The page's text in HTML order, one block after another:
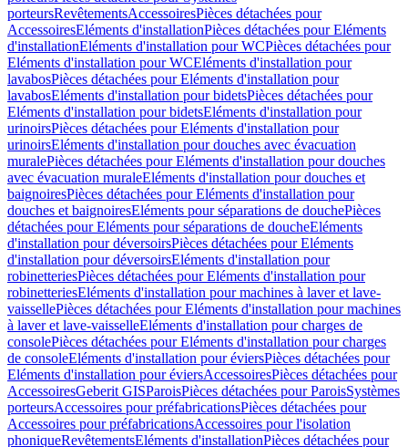
porteursRevêtementsAccessoiresPièces détachées pour
AccessoiresEléments d'installationPièces détachées pour Eléments
d'installationEléments d'installation pour WCPièces détachées pour
Eléments d'installation pour WCEléments d'installation pour
lavabosPièces détachées pour Eléments d'installation pour
lavabosEléments d'installation pour bidetsPièces détachées pour
Eléments d'installation pour bidetsEléments d'installation pour
urinoirsPièces détachées pour Eléments d'installation pour
urinoirsEléments d'installation pour douches avec évacuation
muralePièces détachées pour Eléments d'installation pour douches
avec évacuation muraleEléments d'installation pour douches et
baignoiresPièces détachées pour Eléments d'installation pour
douches et baignoiresEléments pour séparations de douchePièces
détachées pour Eléments pour séparations de doucheEléments
d'installation pour déversoirsPièces détachées pour Eléments
d'installation pour déversoirsEléments d'installation pour
robinetteriesPièces détachées pour Eléments d'installation pour
robinetteriesEléments d'installation pour machines à laver et lave-
vaissellePièces détachées pour Eléments d'installation pour machines
à laver et lave-vaisselleEléments d'installation pour charges de
consolePièces détachées pour Eléments d'installation pour charges
de consoleEléments d'installation pour éviersPièces détachées pour
Eléments d'installation pour éviersAccessoiresPièces détachées pour
AccessoiresGeberit GISParoisPièces détachées pour ParoisSystèmes
porteursAccessoires pour préfabricationsPièces détachées pour
Accessoires pour préfabricationsAccessoires pour l'isolation
phoniqueRevêtementsEléments d'installationPièces détachées pour